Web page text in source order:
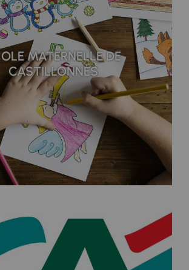
MATERNELLE DE
CASTILLONNÈS